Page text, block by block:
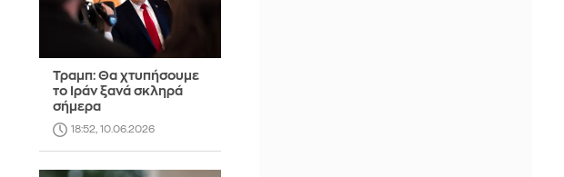
Τραμπ: Θα χτυπήσουμε
το Ιράν ξανά σκληρά
σήμερα
18:52, 10.06.2026